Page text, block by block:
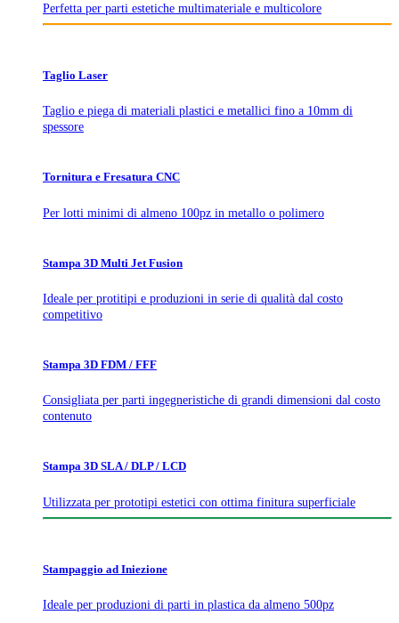
Perfetta per parti estetiche multimateriale e multicolore
Taglio Laser
Taglio e piega di materiali plastici e metallici fino a 10mm di
spessore
Tornitura e Fresatura CNC
Per lotti minimi di almeno 100pz in metallo o polimero
Stampa 3D Multi Jet Fusion
Ideale per protitipi e produzioni in serie di qualità dal costo
competitivo
Stampa 3D FDM / FFF
Consigliata per parti ingegneristiche di grandi dimensioni dal costo
contenuto
Stampa 3D SLA / DLP / LCD
Utilizzata per prototipi estetici con ottima finitura superficiale
Stampaggio ad Iniezione
Ideale per produzioni di parti in plastica da almeno 500pz